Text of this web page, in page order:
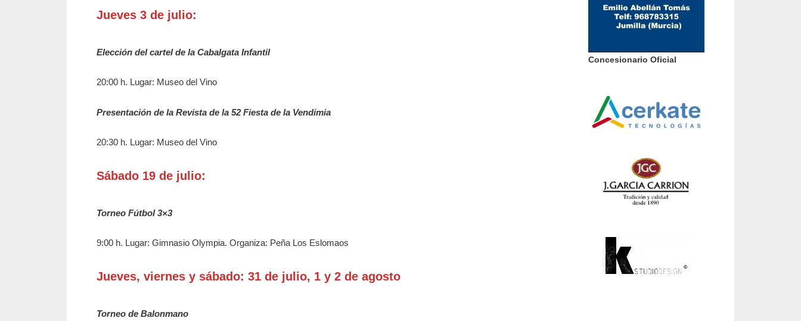
Jueves 3 de julio:
Elección del cartel de la Cabalgata Infantil
20:00 h. Lugar: Museo del Vino
Presentación de la Revista de la 52 Fiesta de la Vendimia
20:30 h. Lugar: Museo del Vino
Sábado 19 de julio:
Torneo Fútbol 3×3
9:00 h. Lugar: Gimnasio Olympia. Organiza: Peña Los Eslomaos
Jueves, viernes y sábado: 31 de julio, 1 y 2 de agosto
Torneo de Balonmano
Concesionario Oficial